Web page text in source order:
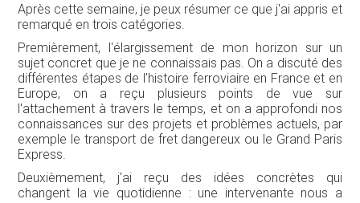
Après cette semaine, je peux résumer ce que j'ai appris et
remarqué en trois catégories.
Premièrement, l'élargissement de mon horizon sur un
sujet concret que je ne connaissais pas. On a discuté des
différentes étapes de l'histoire ferroviaire en France et en
Europe, on a reçu plusieurs points de vue sur
l'attachement à travers le temps, et on a approfondi nos
connaissances sur des projets et problèmes actuels, par
exemple le transport de fret dangereux ou le Grand Paris
Express.
Deuxièmement, j'ai reçu des idées concrètes qui
changent la vie quotidienne : une intervenante nous a